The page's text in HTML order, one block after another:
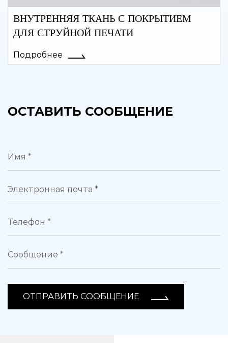
ВНУТРЕННЯЯ ТКАНЬ С ПОКРЫТИЕМ
ДЛЯ СТРУЙНОЙ ПЕЧАТИ
Подробнее
ОСТАВИТЬ СООБЩЕНИЕ
ОТПРАВИТЬ СООБЩЕНИЕ